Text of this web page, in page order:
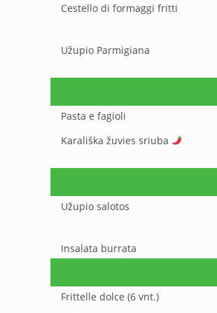
Cestello di formaggi fritti
Užupio Parmigiana
Pasta e fagioli
Karališka žuvies sriuba
Užupio salotos
Insalata burrata
Frittelle dolce (6 vnt.)